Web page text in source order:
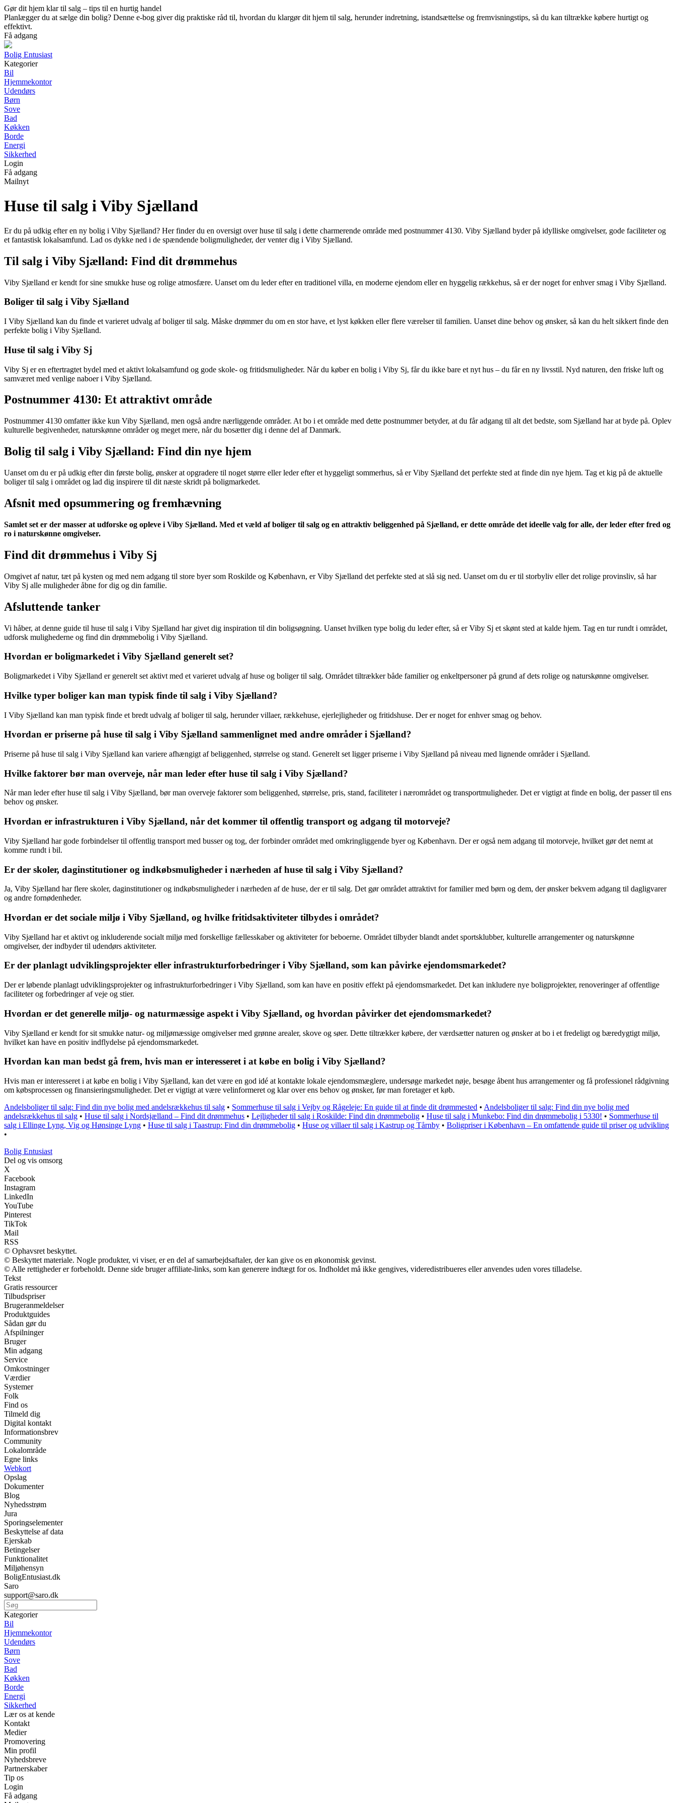
Gør dit hjem klar til salg – tips til en hurtig handel
Planlægger du at sælge din bolig? Denne e-bog giver dig praktiske råd til, hvordan du klargør dit hjem til salg, herunder indretning, istandsættelse og fremvisningstips, så du kan tiltrække købere hurtigt og
effektivt.
Få adgang
Bolig Entusiast
Kategorier
Bil
Hjemmekontor
Udendørs
Børn
Sove
Bad
Køkken
Borde
Energi
Sikkerhed
Login
Få adgang
Mailnyt
Huse til salg i Viby Sjælland
Er du på udkig efter en ny bolig i Viby Sjælland? Her finder du en oversigt over huse til salg i dette charmerende område med postnummer 4130. Viby Sjælland byder på idylliske omgivelser, gode faciliteter og
et fantastisk lokalsamfund. Lad os dykke ned i de spændende boligmuligheder, der venter dig i Viby Sjælland.
Til salg i Viby Sjælland: Find dit drømmehus
Viby Sjælland er kendt for sine smukke huse og rolige atmosfære. Uanset om du leder efter en traditionel villa, en moderne ejendom eller en hyggelig rækkehus, så er der noget for enhver smag i Viby Sjælland.
Boliger til salg i Viby Sjælland
I Viby Sjælland kan du finde et varieret udvalg af boliger til salg. Måske drømmer du om en stor have, et lyst køkken eller flere værelser til familien. Uanset dine behov og ønsker, så kan du helt sikkert finde den
perfekte bolig i Viby Sjælland.
Huse til salg i Viby Sj
Viby Sj er en eftertragtet bydel med et aktivt lokalsamfund og gode skole- og fritidsmuligheder. Når du køber en bolig i Viby Sj, får du ikke bare et nyt hus – du får en ny livsstil. Nyd naturen, den friske luft og
samværet med venlige naboer i Viby Sjælland.
Postnummer 4130: Et attraktivt område
Postnummer 4130 omfatter ikke kun Viby Sjælland, men også andre nærliggende områder. At bo i et område med dette postnummer betyder, at du får adgang til alt det bedste, som Sjælland har at byde på. Oplev
kulturelle begivenheder, naturskønne områder og meget mere, når du bosætter dig i denne del af Danmark.
Bolig til salg i Viby Sjælland: Find din nye hjem
Uanset om du er på udkig efter din første bolig, ønsker at opgradere til noget større eller leder efter et hyggeligt sommerhus, så er Viby Sjælland det perfekte sted at finde din nye hjem. Tag et kig på de aktuelle
boliger til salg i området og lad dig inspirere til dit næste skridt på boligmarkedet.
Afsnit med opsummering og fremhævning
Samlet set er der masser at udforske og opleve i Viby Sjælland. Med et væld af boliger til salg og en attraktiv beliggenhed på Sjælland, er dette område det ideelle valg for alle, der leder efter fred og
ro i naturskønne omgivelser.
Find dit drømmehus i Viby Sj
Omgivet af natur, tæt på kysten og med nem adgang til store byer som Roskilde og København, er Viby Sjælland det perfekte sted at slå sig ned. Uanset om du er til storbyliv eller det rolige provinsliv, så har
Viby Sj alle muligheder åbne for dig og din familie.
Afsluttende tanker
Vi håber, at denne guide til huse til salg i Viby Sjælland har givet dig inspiration til din boligsøgning. Uanset hvilken type bolig du leder efter, så er Viby Sj et skønt sted at kalde hjem. Tag en tur rundt i området,
udforsk mulighederne og find din drømmebolig i Viby Sjælland.
Hvordan er boligmarkedet i Viby Sjælland generelt set?
Boligmarkedet i Viby Sjælland er generelt set aktivt med et varieret udvalg af huse og boliger til salg. Området tiltrækker både familier og enkeltpersoner på grund af dets rolige og naturskønne omgivelser.
Hvilke typer boliger kan man typisk finde til salg i Viby Sjælland?
I Viby Sjælland kan man typisk finde et bredt udvalg af boliger til salg, herunder villaer, rækkehuse, ejerlejligheder og fritidshuse. Der er noget for enhver smag og behov.
Hvordan er priserne på huse til salg i Viby Sjælland sammenlignet med andre områder i Sjælland?
Priserne på huse til salg i Viby Sjælland kan variere afhængigt af beliggenhed, størrelse og stand. Generelt set ligger priserne i Viby Sjælland på niveau med lignende områder i Sjælland.
Hvilke faktorer bør man overveje, når man leder efter huse til salg i Viby Sjælland?
Når man leder efter huse til salg i Viby Sjælland, bør man overveje faktorer som beliggenhed, størrelse, pris, stand, faciliteter i nærområdet og transportmuligheder. Det er vigtigt at finde en bolig, der passer til ens
behov og ønsker.
Hvordan er infrastrukturen i Viby Sjælland, når det kommer til offentlig transport og adgang til motorveje?
Viby Sjælland har gode forbindelser til offentlig transport med busser og tog, der forbinder området med omkringliggende byer og København. Der er også nem adgang til motorveje, hvilket gør det nemt at
komme rundt i bil.
Er der skoler, daginstitutioner og indkøbsmuligheder i nærheden af huse til salg i Viby Sjælland?
Ja, Viby Sjælland har flere skoler, daginstitutioner og indkøbsmuligheder i nærheden af de huse, der er til salg. Det gør området attraktivt for familier med børn og dem, der ønsker bekvem adgang til dagligvarer
og andre fornødenheder.
Hvordan er det sociale miljø i Viby Sjælland, og hvilke fritidsaktiviteter tilbydes i området?
Viby Sjælland har et aktivt og inkluderende socialt miljø med forskellige fællesskaber og aktiviteter for beboerne. Området tilbyder blandt andet sportsklubber, kulturelle arrangementer og naturskønne
omgivelser, der indbyder til udendørs aktiviteter.
Er der planlagt udviklingsprojekter eller infrastrukturforbedringer i Viby Sjælland, som kan påvirke ejendomsmarkedet?
Der er løbende planlagt udviklingsprojekter og infrastrukturforbedringer i Viby Sjælland, som kan have en positiv effekt på ejendomsmarkedet. Det kan inkludere nye boligprojekter, renoveringer af offentlige
faciliteter og forbedringer af veje og stier.
Hvordan er det generelle miljø- og naturmæssige aspekt i Viby Sjælland, og hvordan påvirker det ejendomsmarkedet?
Viby Sjælland er kendt for sit smukke natur- og miljømæssige omgivelser med grønne arealer, skove og søer. Dette tiltrækker købere, der værdsætter naturen og ønsker at bo i et fredeligt og bæredygtigt miljø,
hvilket kan have en positiv indflydelse på ejendomsmarkedet.
Hvordan kan man bedst gå frem, hvis man er interesseret i at købe en bolig i Viby Sjælland?
Hvis man er interesseret i at købe en bolig i Viby Sjælland, kan det være en god idé at kontakte lokale ejendomsmæglere, undersøge markedet nøje, besøge åbent hus arrangementer og få professionel rådgivning
om købsprocessen og finansieringsmuligheder. Det er vigtigt at være velinformeret og klar over ens behov og ønsker, før man foretager et køb.
Andelsboliger til salg: Find din nye bolig med andelsrækkehus til salg • Sommerhuse til salg i Vejby og Rågeleje: En guide til at finde dit drømmested • Andelsboliger til salg: Find din nye bolig med
andelsrækkehus til salg • Huse til salg i Nordsjælland – Find dit drømmehus • Lejligheder til salg i Roskilde: Find din drømmebolig • Huse til salg i Munkebo: Find din drømmebolig i 5330! • Sommerhuse til
salg i Ellinge Lyng, Vig og Hønsinge Lyng • Huse til salg i Taastrup: Find din drømmebolig • Huse og villaer til salg i Kastrup og Tårnby • Boligpriser i København – En omfattende guide til priser og udvikling
•
Bolig Entusiast
Del og vis omsorg
X
Facebook
Instagram
LinkedIn
YouTube
Pinterest
TikTok
Mail
RSS
© Ophavsret beskyttet.
© Beskyttet materiale. Nogle produkter, vi viser, er en del af samarbejdsaftaler, der kan give os en økonomisk gevinst.
© Alle rettigheder er forbeholdt. Denne side bruger affiliate-links, som kan generere indtægt for os. Indholdet må ikke gengives, videredistribueres eller anvendes uden vores tilladelse.
Tekst
Gratis ressourcer
Tilbudspriser
Brugeranmeldelser
Produktguides
Sådan gør du
Afspilninger
Bruger
Min adgang
Service
Omkostninger
Værdier
Systemer
Folk
Find os
Tilmeld dig
Digital kontakt
Informationsbrev
Community
Lokalområde
Egne links
Webkort
Opslag
Dokumenter
Blog
Nyhedsstrøm
Jura
Sporingselementer
Beskyttelse af data
Ejerskab
Betingelser
Funktionalitet
Miljøhensyn
BoligEntusiast.dk
Saro
support@saro.dk
Kategorier
Bil
Hjemmekontor
Udendørs
Børn
Sove
Bad
Køkken
Borde
Energi
Sikkerhed
Lær os at kende
Kontakt
Medier
Promovering
Min profil
Nyhedsbreve
Partnerskaber
Tip os
Login
Få adgang